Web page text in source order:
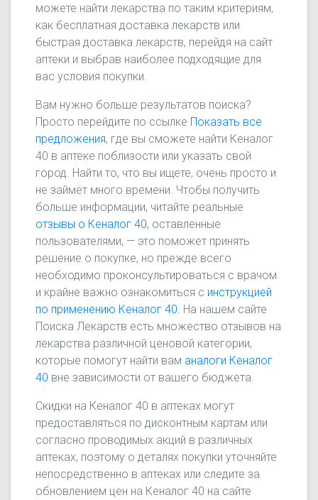
можете найти лекарства по таким критериям,
как бесплатная доставка лекарств или
быстрая доставка лекарств, перейдя на сайт
аптеки и выбрав наиболее подходящие для
вас условия покупки.
Вам нужно больше результатов поиска?
Просто перейдите по ссылке Показать все
предложения, где вы сможете найти Кеналог
40 в аптеке поблизости или указать свой
город. Найти то, что вы ищете, очень просто и
не займёт много времени. Чтобы получить
больше информации, читайте реальные
отзывы о Кеналог 40, оставленные
пользователями, — это поможет принять
решение о покупке, но прежде всего
необходимо проконсультироваться с врачом
и крайне важно ознакомиться с инструкцией
по применению Кеналог 40 . На нашем сайте
Поиска Лекарств есть множество отзывов на
лекарства различной ценовой категории,
которые помогут найти вам аналоги Кеналог
40 вне зависимости от вашего бюджета.
Скидки на Кеналог 40 в аптеках могут
предоставляться по дисконтным картам или
согласно проводимых акций в различных
аптеках, поэтому о деталях покупки уточняйте
непосредственно в аптеках или следите за
обновлением цен на Кеналог 40 на сайте